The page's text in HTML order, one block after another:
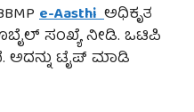
e-Aasthiಅಧಿಕೃತ
ಸಂಖ್ಯೆ ನೀಡಿ. ಒಟಿಪಿ
ಅದನ್ನು ಟೈಪ್ ಮಾಡಿ